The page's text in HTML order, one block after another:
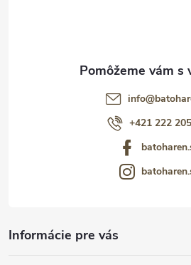
Informácie pre vás
info@
+421 222